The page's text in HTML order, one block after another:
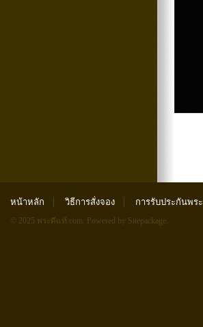
หน้าหลัก วิธีการสั่งจอง การรับประกันพระ
© 2025 พระดีแท้.com. Powered by Sitepackage.